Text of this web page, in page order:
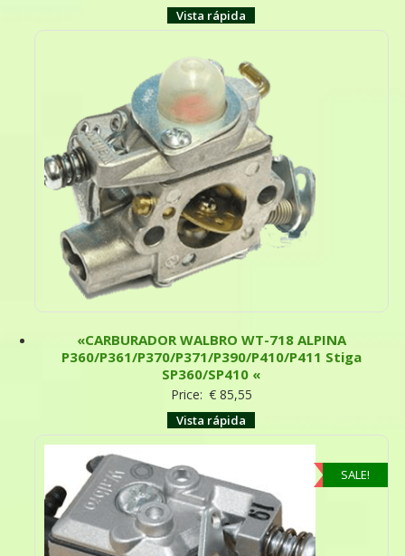
Vista rápida
«CARBURADOR WALBRO WT-718 ALPINA
P360/P361/P370/P371/P390/P410/P411 Stiga
SP360/SP410 «
Price: €85,55
Vista rápida
SALE!